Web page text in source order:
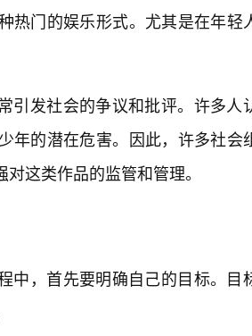
热门的娱乐形式。尤其是在年
引发社会的争议和批评。许多
年的潜在危害。因此，许多社
这类作品的监管和管理。
中，首先要明确自己的目标。